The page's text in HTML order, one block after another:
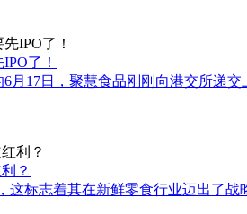
了！
月17日，聚慧食品刚刚向港交所递
？
这标志着其在新鲜零食行业迈出了